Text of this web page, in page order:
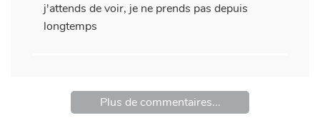
j'attends de voir, je ne prends pas depuis
longtemps
Plus de commentaires...